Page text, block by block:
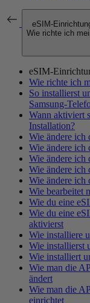
eSIM-
Wie richte ich
eSIM-
Wie richte ich
So installierst
Samsung-
Wann aktiviert
Installation?
Wie ändere ich
Wie ändere
Wie ändere
Wie ändere ich
Wie ändere
Wie bearbeitet
Wie du eine
Wie du eine
aktivierst
Wie installiere
Wie installierst
Wie installiert
Wie man die
ändert
Wie man die
einrichtet